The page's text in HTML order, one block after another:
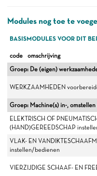
Modules nog toe te
BASISMODULES VOOR DIT
code
omschrijving
Groep: De (eigen)
WERKZAAMHEDEN
Groep: Machine(s) in-,
ELEKTRISCH OF
(HAND)GEREEDSCHAP
VLAK- EN
instellen/bedienen
VIERZIJDIGE SCHAAF- EN